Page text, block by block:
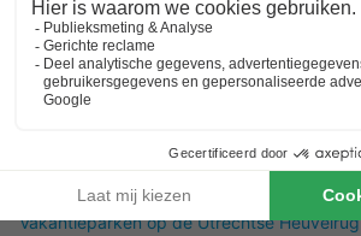
Dit is ook interessant
Vakantieparken in Zuid-Limburg
Vakantieparken in de Achterhoek
Vakantieparken op de Utrechtse Heuvelrug